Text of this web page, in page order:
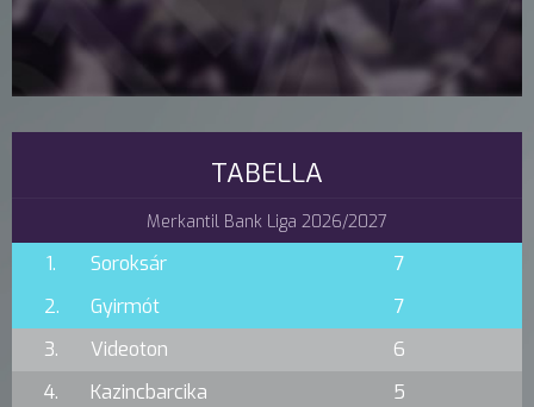
TABELLA
Merkantil Bank Liga 2026/2027
1. Soroksár
7
2.
Gyirmót
7
3.
Videoton
6
4.
Kazincbarcika
5